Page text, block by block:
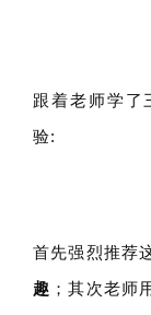
运
营
享
跟着老师学了
验:
首先强烈推荐
趣 ；其次老师